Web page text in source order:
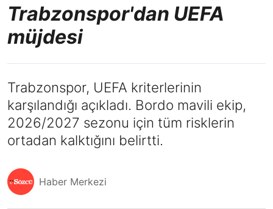
Trabzonspor'dan UEFA
müjdesi
Trabzonspor, UEFA kriterlerinin
karşılandığı açıkladı. Bordo mavili ekip,
2026/2027 sezonu için tüm risklerin
ortadan kalktığını belirtti.
Haber Merkezi